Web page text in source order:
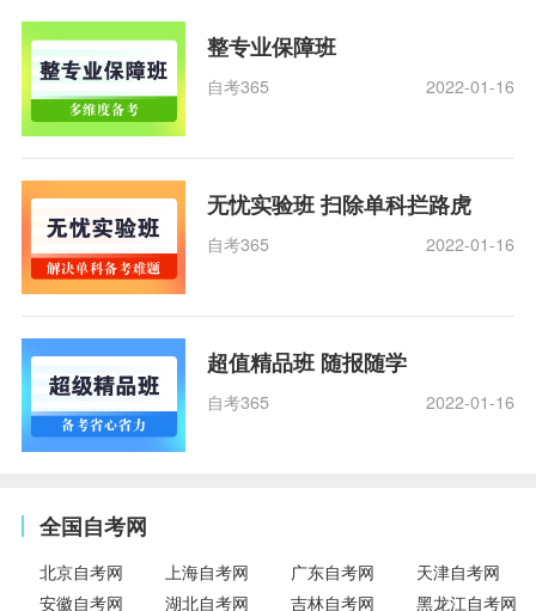
整专业保障班
自考365 2022-01-16
无忧实验班 扫除单科拦路虎
自考365 2022-01-16
超值精品班 随报随学
自考365 2022-01-16
全国自考网
北京自考网 上海自考网 广东自考网
天津自考网
安徽自考网
湖北自考网 吉林自考网 黑龙江自考网